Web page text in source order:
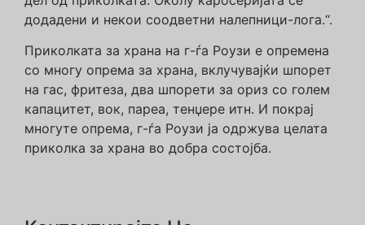
додадени и некои соодветни налепници-лога.“.
Приколката за храна на г-ѓа Роузи е опремена
со многу опрема за храна, вклучувајќи шпорет
на гас, фритеза, два шпорети за ориз со голем
капацитет, вок, пареа, тенџере итн. И покрај
многуте опрема, г-ѓа Роузи ја одржува целата
приколка за храна во добра состојба.